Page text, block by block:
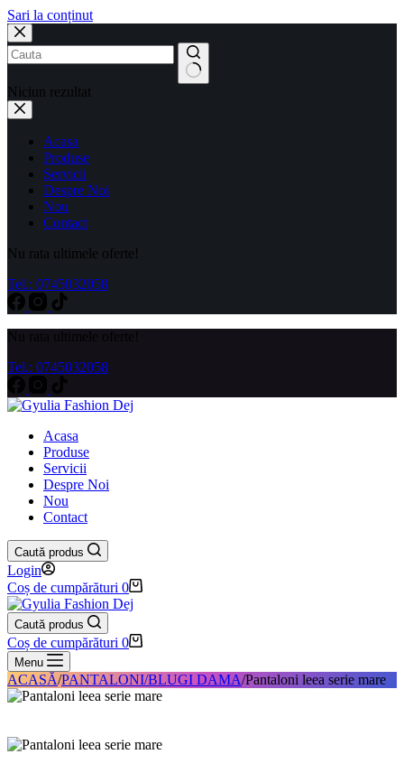
Sari la conținut
Niciun rezultat
Acasa
Produse
Servicii
Despre Noi
Nou
Contact
Nu rata ultimele oferte!
Tel.: 0745032058
Tel.: 0745032058
Acasa
Produse
Servicii
Despre Noi
Nou
Contact
Caută produs
Login
Coș de cumpărături 0
Caută produs
Coș de cumpărături 0
Menu
ACASĂ/PANTALONI/BLUGI DAMA/Pantaloni leea serie mare